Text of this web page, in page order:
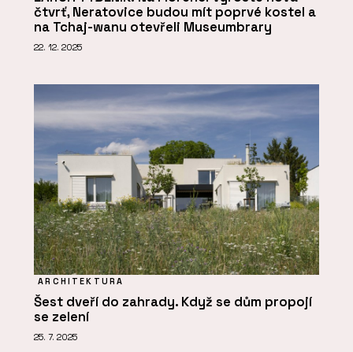
čtvrť, Neratovice budou mít poprvé kostel a
na Tchaj-wanu otevřeli Museumbrary
22. 12. 2025
ARCHITEKTURA
Šest dveří do zahrady. Když se dům propojí
se zelení
25. 7. 2025